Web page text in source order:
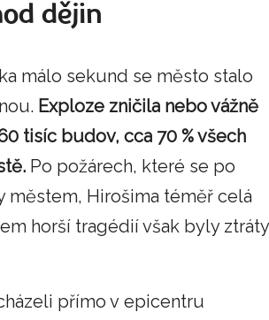
dějin
málo sekund se město stalo
Exploze zničila nebo vážně
tisíc budov, cca 70 % všech
Po požárech, které se po
městem, Hirošima téměř celá
horší tragédií však byly ztráty
přímo v epicentru